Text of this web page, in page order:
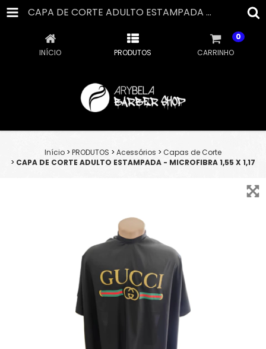
CAPA DE CORTE ADULTO ESTAMPADA - MICROFIBRA 1,55 X 1,17
INÍCIO PRODUTOS CARRINHO
0
Início > PRODUTOS >Acessórios > Capas de Corte
> CAPA DE CORTE ADULTO ESTAMPADA - MICROFIBRA 1,55 X 1,17